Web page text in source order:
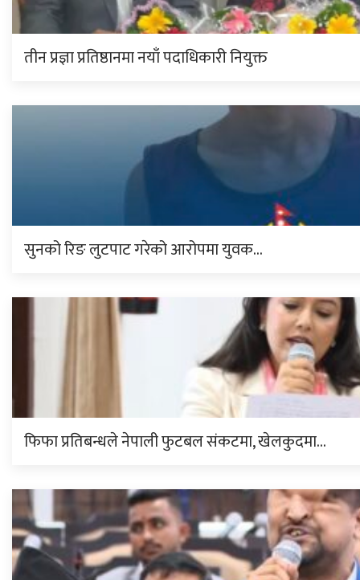
तीन प्रज्ञा प्रतिष्ठानमा नयाँ पदाधिकारी नियुक्त
सुनको रिङ लुटपाट गरेको आरोपमा युवक…
फिफा प्रतिबन्धले नेपाली फुटबल संकटमा, खेलकुदमा…